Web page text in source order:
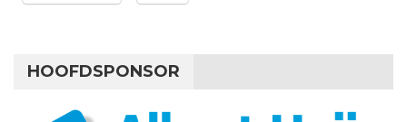
HOOFDSPONSOR